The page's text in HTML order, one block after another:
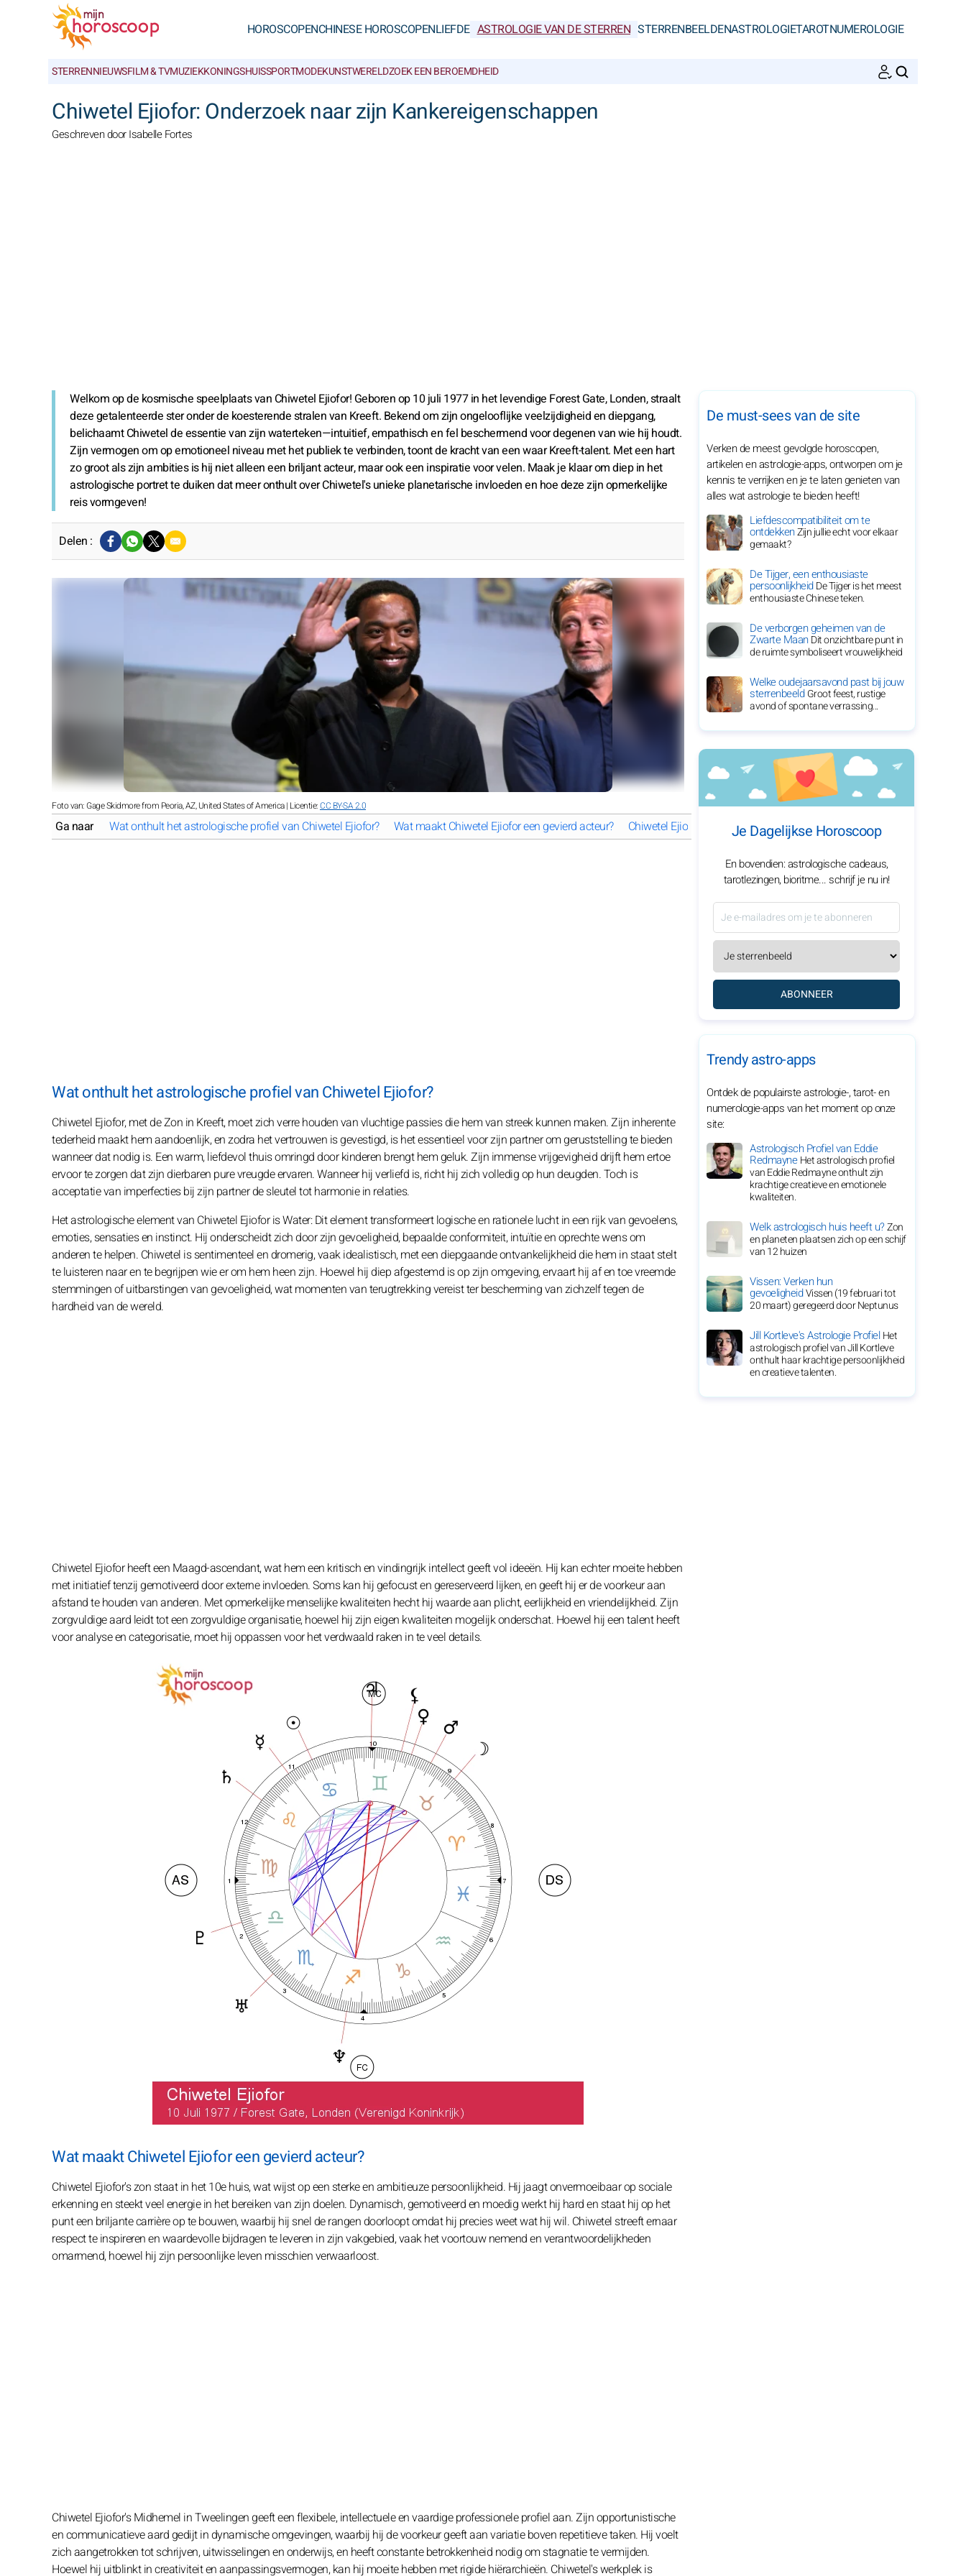
HOROSCOPENCHINESE HOROSCOPENLIEFDE ASTROLOGIE VAN DE STERREN STERRENBEELDENASTROLOGIETAROTNUMEROLOGIE
STERRENNIEUWSFILM & TVMUZIEKKONINGSHUISSPORTMODEKUNSTWERELDZOEK EEN BEROEMDHEID
Chiwetel Ejiofor: Onderzoek naar zijn Kankereigenschappen
Geschreven door Isabelle Fortes
Welkom op de kosmische speelplaats van Chiwetel Ejiofor! Geboren op 10 juli 1977 in het levendige Forest Gate, Londen, straalt
deze getalenteerde ster onder de koesterende stralen van Kreeft. Bekend om zijn ongelooflijke veelzijdigheid en diepgang,
belichaamt Chiwetel de essentie van zijn waterteken—intuitief, empathisch en fel beschermend voor degenen van wie hij houdt.
Zijn vermogen om op emotioneel niveau met het publiek te verbinden, toont de kracht van een waar Kreeft-talent. Met een hart
zo groot als zijn ambities is hij niet alleen een briljant acteur, maar ook een inspiratie voor velen. Maak je klaar om diep in het
astrologische portret te duiken dat meer onthult over Chiwetel's unieke planetarische invloeden en hoe deze zijn opmerkelijke
reis vormgeven!
Delen :
Foto van: Gage Skidmore from Peoria, AZ, United States of America | Licentie:CC BY-SA 2.0
Ga naar Wat onthult het astrologische profiel van Chiwetel Ejiofor? Wat maakt Chiwetel Ejiofor een gevierd acteur? Chiwetel Ejiofor: Een Reis van Uitzonderlijk Talent Wat is het
Wat onthult het astrologische profiel van Chiwetel Ejiofor?
Chiwetel Ejiofor, met de Zon in Kreeft, moet zich verre houden van vluchtige passies die hem van streek kunnen maken. Zijn inherente
tederheid maakt hem aandoenlijk, en zodra het vertrouwen is gevestigd, is het essentieel voor zijn partner om geruststelling te bieden
wanneer dat nodig is. Een warm, liefdevol thuis omringd door kinderen brengt hem geluk. Zijn immense vrijgevigheid drijft hem ertoe
ervoor te zorgen dat zijn dierbaren pure vreugde ervaren. Wanneer hij verliefd is, richt hij zich volledig op hun deugden. Toch is
acceptatie van imperfecties bij zijn partner de sleutel tot harmonie in relaties.
Het astrologische element van Chiwetel Ejiofor is Water: Dit element transformeert logische en rationele lucht in een rijk van gevoelens,
emoties, sensaties en instinct. Hij onderscheidt zich door zijn gevoeligheid, bepaalde conformiteit, intuïtie en oprechte wens om
anderen te helpen. Chiwetel is sentimenteel en dromerig, vaak idealistisch, met een diepgaande ontvankelijkheid die hem in staat stelt
te luisteren naar en te begrijpen wie er om hem heen zijn. Hoewel hij diep afgestemd is op zijn omgeving, ervaart hij af en toe vreemde
stemmingen of uitbarstingen van gevoeligheid, wat momenten van terugtrekking vereist ter bescherming van zichzelf tegen de
hardheid van de wereld.
Chiwetel Ejiofor heeft een Maagd-ascendant, wat hem een kritisch en vindingrijk intellect geeft vol ideeën. Hij kan echter moeite hebben
met initiatief tenzij gemotiveerd door externe invloeden. Soms kan hij gefocust en gereserveerd lijken, en geeft hij er de voorkeur aan
afstand te houden van anderen. Met opmerkelijke menselijke kwaliteiten hecht hij waarde aan plicht, eerlijkheid en vriendelijkheid. Zijn
zorgvuldige aard leidt tot een zorgvuldige organisatie, hoewel hij zijn eigen kwaliteiten mogelijk onderschat. Hoewel hij een talent heeft
voor analyse en categorisatie, moet hij oppassen voor het verdwaald raken in te veel details.
Wat maakt Chiwetel Ejiofor een gevierd acteur?
Chiwetel Ejiofor's zon staat in het 10e huis, wat wijst op een sterke en ambitieuze persoonlijkheid. Hij jaagt onvermoeibaar op sociale
erkenning en steekt veel energie in het bereiken van zijn doelen. Dynamisch, gemotiveerd en moedig werkt hij hard en staat hij op het
punt een briljante carrière op te bouwen, waarbij hij snel de rangen doorloopt omdat hij precies weet wat hij wil. Chiwetel streeft ernaar
respect te inspireren en waardevolle bijdragen te leveren in zijn vakgebied, vaak het voortouw nemend en verantwoordelijkheden
omarmend, hoewel hij zijn persoonlijke leven misschien verwaarloost.
Chiwetel Ejiofor's Midhemel in Tweelingen geeft een flexibele, intellectuele en vaardige professionele profiel aan. Zijn opportunistische
en communicatieve aard gedijt in dynamische omgevingen, waarbij hij de voorkeur geeft aan variatie boven repetitieve taken. Hij voelt
zich aangetrokken tot schrijven, uitwisselingen en onderwijs, en heeft constante betrokkenheid nodig om stagnatie te vermijden.
Hoewel hij uitblinkt in creativiteit en aanpassingsvermogen, kan hij moeite hebben met rigide hiërarchieën. Chiwetel's werkplek is
De must-sees van de site
Verken de meest gevolgde horoscopen,
artikelen en astrologie-apps, ontworpen om je
kennis te verrijken en je te laten genieten van
alles wat astrologie te bieden heeft!
Liefdescompatibiliteit om te
ontdekkenZijn jullie echt voor elkaar
gemaakt?
De Tijger, een enthousiaste
persoonlijkheidDe Tijger is het meest
enthousiaste Chinese teken.
De verborgen geheimen van de
Zwarte MaanDit onzichtbare punt in
de ruimte symboliseert vrouwelijkheid
Welke oudejaarsavond past bij jouw
sterrenbeeldGroot feest, rustige
avond of spontane verrassing...
Je Dagelijkse Horoscoop
En bovendien: astrologische cadeaus,
tarotlezingen, bioritme... schrijf je nu in!
ABONNEER
Trendy astro-apps
Ontdek de populairste astrologie-, tarot- en
numerologie-apps van het moment op onze
site:
Astrologisch Profiel van Eddie
RedmayneHet astrologisch profiel
van Eddie Redmayne onthult zijn
krachtige creatieve en emotionele
kwaliteiten.
Welk astrologisch huis heeft u?Zon
en planeten plaatsen zich op een schijf
van 12 huizen
Vissen: Verken hun
gevoeligheidVissen (19 februari tot
20 maart) geregeerd door Neptunus
Jill Kortleve's Astrologie ProfielHet
astrologisch profiel van Jill Kortleve
onthult haar krachtige persoonlijkheid
en creatieve talenten.